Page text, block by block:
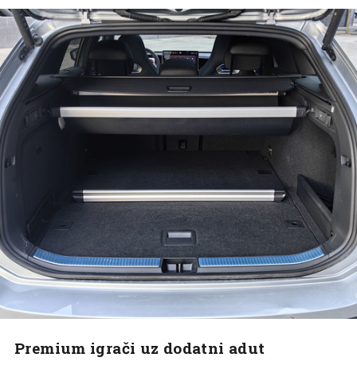
Premium igrači uz dodatni adut